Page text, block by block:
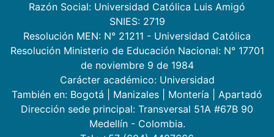
Razón Social: Universidad Católica Luis Amigó
SNIES: 2719
Resolución MEN: N° 21211 - Universidad Católica
Resolución Ministerio de Educación Nacional: N° 17701
de noviembre 9 de 1984
Carácter académico: Universidad
También en: Bogotá Manizales Montería
Apartadó
Dirección sede principal: Transversal 51A #67B 90
Medellín - Colombia.